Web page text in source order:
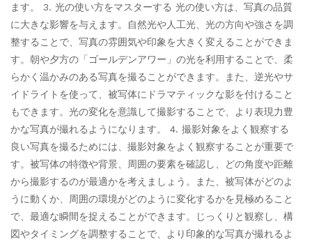
ます。 3. 光の使い方をマスターする 光の使い方は、写真の品質
に大きな影響を与えます。自然光や人工光、光の方向や強さを調
整することで、写真の雰囲気や印象を大きく変えることができま
す。朝や夕方の「ゴールデンアワー」の光を利用することで、柔
らかく温かみのある写真を撮ることができます。また、逆光やサ
イドライトを使って、被写体にドラマティックな影を付けること
もできます。光の変化を意識して撮影することで、より表現力豊
かな写真が撮れるようになります。 4. 撮影対象をよく観察する
良い写真を撮るためには、撮影対象をよく観察することが重要で
す。被写体の特徴や背景、周囲の要素を確認し、どの角度や距離
から撮影するのが最適かを考えましょう。また、被写体がどのよ
うに動くか、周囲の環境がどのように変化するかを見極めること
で、最適な瞬間を捉えることができます。じっくりと観察し、構
図やタイミングを調整することで、より印象的な写真が撮れるよ